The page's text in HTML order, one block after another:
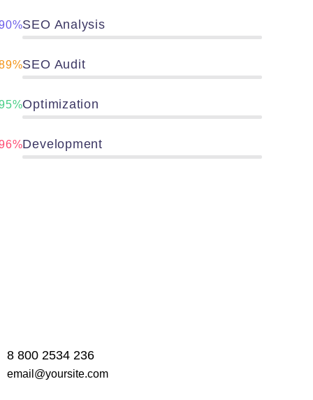
SEO Analysis
SEO Audit
Optimization
Development
8 800 2534 236
email@yoursite.com